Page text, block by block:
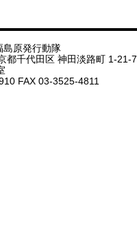
島原発行動隊
都千代田区 神田淡路町 1-21-7
FAX 03-3525-4811